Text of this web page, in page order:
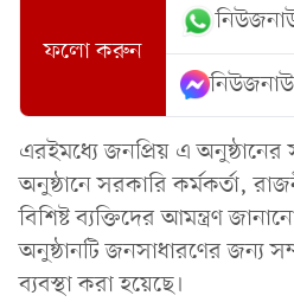
ফলো করুন
এরইমধ্যে জনপ্রিয় এ অনুষ্ঠানের
অনুষ্ঠানে সরকারি কর্মকর্তা,
বিশিষ্ট ব্যক্তিদের আমন্ত্রণ
অনুষ্ঠানটি জনসাধারণের জন্য
ব্যবস্থা করা হয়েছে।